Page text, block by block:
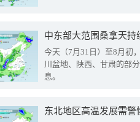
中东部大范围桑拿天
今天（7月31日）至8月初
川盆地、陕西、甘肃的部
息。
东北地区高温发展需